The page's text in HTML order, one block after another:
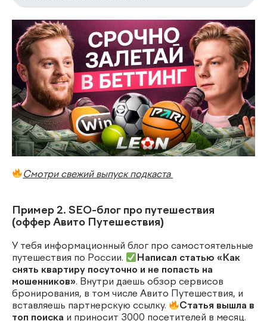
Смотри свежий выпуск подкаста
Пример 2. SEO-блог про путешествия
(оффер Авито Путешествия)
У тебя информационный блог про самостоятельные
путешествия по России.
Написал статью «Как
снять квартиру посуточно и не попасть на
мошенников». Внутри даешь обзор сервисов
бронирования, в том числе Авито Путешествия, и
вставляешь партнерскую ссылку.
Статья вышла в
топ поиска и приносит 3000 посетителей в месяц.